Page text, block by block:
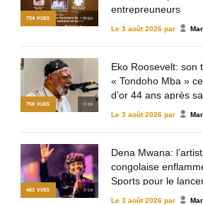
734 VUES © DR
entrepreuneurs
Le 3 août 2026 par
750 VUES © DR
Eko Roosevelt: son
« Tondoho Mba »
d’or 44 ans après
Le 3 août 2026 par
483 VUES © DR
Dena Mwana:
congolaise
Sports pour le
Mulema Gospel
Le 3 août 2026 par